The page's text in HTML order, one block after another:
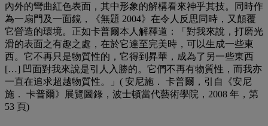
內外的彎曲紅色表面，其中形象的解構看來神乎其技。同時作
為一扇門及一面鏡，《無題 2004》在令人反思同時，又顛覆
它營造的環境。正如卡普爾本人解釋道：「對我來說，打磨光
滑的表面之有趣之處，在於它達至完美時，可以生成一些東
西。它不再只是物質性的，它得到昇華，成為了另一些東西
[…] 凹面對我來說是引人入勝的。它們不再有物質性，而我亦
一直在追求超越物質性。」( 安尼施． 卡普爾，引自《安尼
施． 卡普爾》展覽圖錄，波士頓當代藝術學院，2008 年，第
53 頁)